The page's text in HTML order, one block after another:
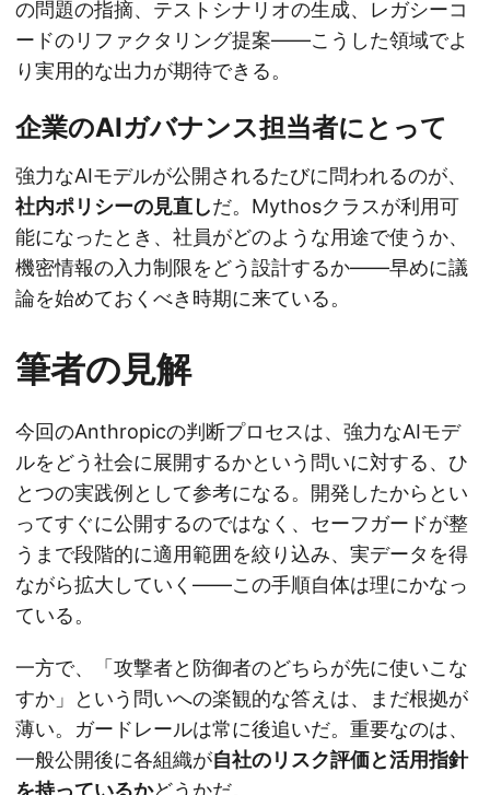
の問題の指摘、テストシナリオの生成、レガシーコ
ードのリファクタリング提案——こうした領域でよ
り実用的な出力が期待できる。
企業のAIガバナンス担当者にとって
強力なAIモデルが公開されるたびに問われるのが、
社内ポリシーの見直しだ。Mythosクラスが利用可
能になったとき、社員がどのような用途で使うか、
機密情報の入力制限をどう設計するか——早めに議
論を始めておくべき時期に来ている。
筆者の見解
今回のAnthropicの判断プロセスは、強力なAIモデ
ルをどう社会に展開するかという問いに対する、ひ
とつの実践例として参考になる。開発したからとい
ってすぐに公開するのではなく、セーフガードが整
うまで段階的に適用範囲を絞り込み、実データを得
ながら拡大していく——この手順自体は理にかなっ
ている。
一方で、「攻撃者と防御者のどちらが先に使いこな
すか」という問いへの楽観的な答えは、まだ根拠が
薄い。ガードレールは常に後追いだ。重要なのは、
一般公開後に各組織が自社のリスク評価と活用指針
を持っているかどうかだ。